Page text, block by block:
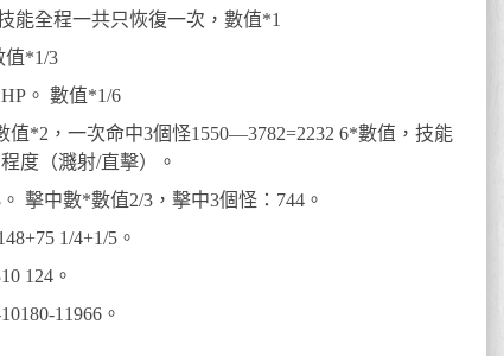
能全程一共只恢復一次，數值*1
值*1/3
。 數值*1/6
*2，一次命中3個怪1550—3782=2232 6*數值，技能
度（濺射/直擊）。
擊中數*數值2/3，擊中3個怪：744。
1/4+1/5。
124。
11966。